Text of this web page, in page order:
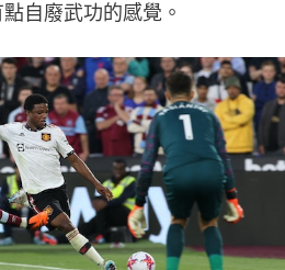
自廢武功的感覺。